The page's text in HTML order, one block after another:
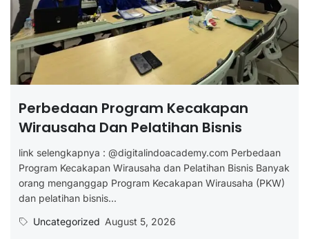
Perbedaan Program Kecakapan
Wirausaha Dan Pelatihan Bisnis
link selengkapnya : @digitalindoacademy.com Perbedaan
Program Kecakapan Wirausaha dan Pelatihan Bisnis Banyak
orang menganggap Program Kecakapan Wirausaha (PKW)
dan pelatihan bisnis...
Uncategorized August 5, 2026